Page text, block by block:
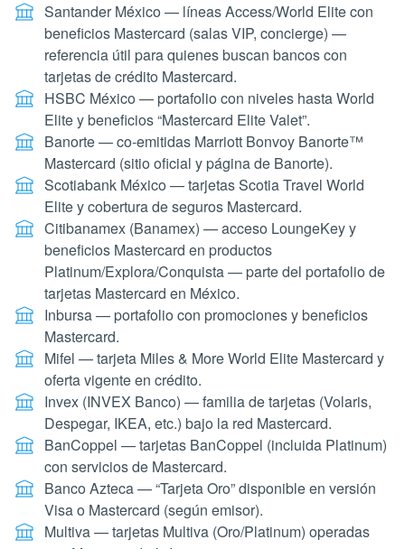
Santander México — líneas Access/World Elite con
beneficios Mastercard (salas VIP, concierge) —
referencia útil para quienes buscan bancos con
tarjetas de crédito Mastercard.
HSBC México — portafolio con niveles hasta World
Elite y beneficios “Mastercard Elite Valet”.
Banorte — co-emitidas Marriott Bonvoy Banorte™
Mastercard (sitio oficial y página de Banorte).
Scotiabank México — tarjetas Scotia Travel World
Elite y cobertura de seguros Mastercard.
Citibanamex (Banamex) — acceso LoungeKey y
beneficios Mastercard en productos
Platinum/Explora/Conquista — parte del portafolio de
tarjetas Mastercard en México.
Inbursa — portafolio con promociones y beneficios
Mastercard.
Mifel — tarjeta Miles & More World Elite Mastercard y
oferta vigente en crédito.
Invex (INVEX Banco) — familia de tarjetas (Volaris,
Despegar, IKEA, etc.) bajo la red Mastercard.
BanCoppel — tarjetas BanCoppel (incluida Platinum)
con servicios de Mastercard.
Banco Azteca — “Tarjeta Oro” disponible en versión
Visa o Mastercard (según emisor).
Multiva — tarjetas Multiva (Oro/Platinum) operadas